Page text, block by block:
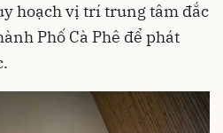
hoạch vị trí trung tâm đắc
Phố Cà Phê để phát